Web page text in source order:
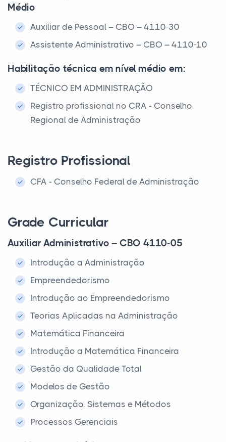
Médio
Auxiliar de Pessoal – CBO – 4110-30
Assistente Administrativo – CBO – 4110-10
Habilitação técnica em nível médio em:
TÉCNICO EM ADMINISTRAÇÃO
Registro profissional no CRA - Conselho
Regional de Administração
Registro Profissional
CFA - Conselho Federal de Administração
Grade Curricular
Auxiliar Administrativo – CBO 4110-05
Introdução a Administração
Empreendedorismo
Introdução ao Empreendedorismo
Teorias Aplicadas na Administração
Matemática Financeira
Introdução a Matemática Financeira
Gestão da Qualidade Total
Modelos de Gestão
Organização, Sistemas e Métodos
Processos Gerenciais